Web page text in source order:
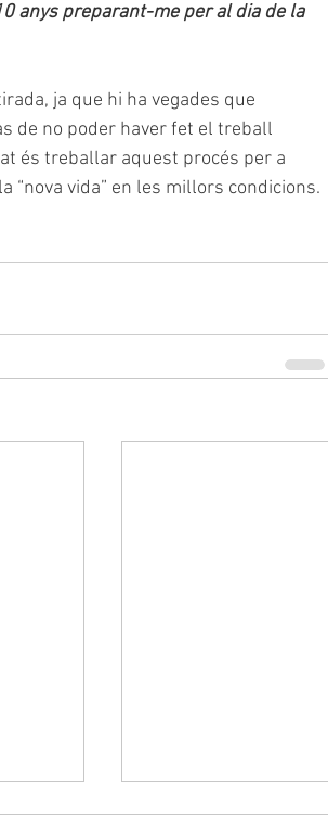
anys preparant-me per al dia de la
ja que hi ha vegades que
de no poder haver fet el treball
és treballar aquest procés per a
vida” en les millors condicions.